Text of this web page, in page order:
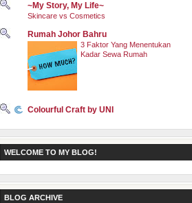
~My Story, My Life~
Skincare vs Cosmetics
Rumah Johor Bahru
3 Faktor Yang Menentukan
Kadar Sewa Rumah
Colourful Craft by UNI
WELCOME TO MY BLOG!
BLOG ARCHIVE